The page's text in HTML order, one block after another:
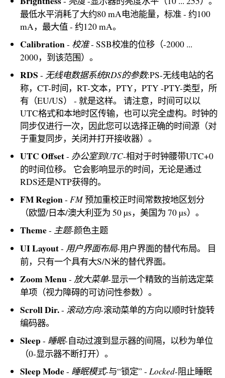
最低水平消耗了大约80 mA电池能量，标准 - 约100
mA，最大值 - 约120 mA。
Calibration- 校准- SSB校准的位移（-2000 ...
2000，到该范围）。
RDS - 无线电数据系统RDS的参数:PS-无线电站的名
称，CT-时间，RT-文本，PTY，PTY -PTY-类型，所
有（EU/US） - 就是这样。 请注意，时间可以以
UTC格式和本地时区传输，也可以完全虚构。时钟的
同步仅进行一次，因此您可以选择正确的时间源（对
于重复同步，关闭并打开接收器）。
UTC Offset- 办公室到UTC-相对于时钟腰带UTC+0
的时间位移。 它会影响显示的时间，无论是通过
RDS还是NTP获得的。
FM Region- FM预加重校正时间常数按地区划分
（欧盟/日本/澳大利亚为 50 µs，美国为 70 µs）。
Theme- 主题-颜色主题
UI Layout- 用户界面布局-用户界面的替代布局。 目
前，只有一个具有大S/N米的替代界面。
Zoom Menu- 放大菜单-显示一个精致的当前选定菜
单项（视力障碍的可访问性参数）。
Scroll Dir.- 滚动方向-滚动菜单的方向以顺时针旋转
编码器。
Sleep - 睡眠-自动过渡到显示器的间隔，以秒为单位
（0-显示器不断打开）。
Sleep Mode- 睡眠模式-与“锁定” - Locked-阻止睡眠